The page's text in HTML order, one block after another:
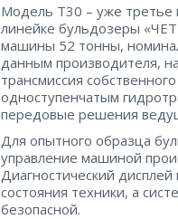
Модель Т30 – уже третье
линейке бульдозеры
машины 52 тонны,
данным производителя,
трансмиссия
одноступенчатым
передовые решения
Для опытного образца
управление машиной
Диагностический
состояния техники, а
безопасной.